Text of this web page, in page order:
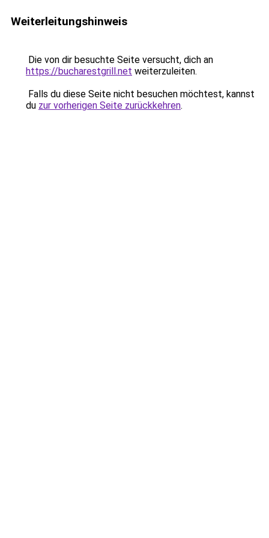
Weiterleitungshinweis
Die von dir besuchte Seite versucht, dich an
https://bucharestgrill.net weiterzuleiten.
Falls du diese Seite nicht besuchen möchtest, kannst
du zur vorherigen Seite zurückkehren.